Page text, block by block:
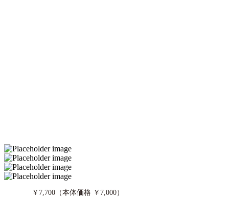
￥7,700（本体価格 ￥7,000）